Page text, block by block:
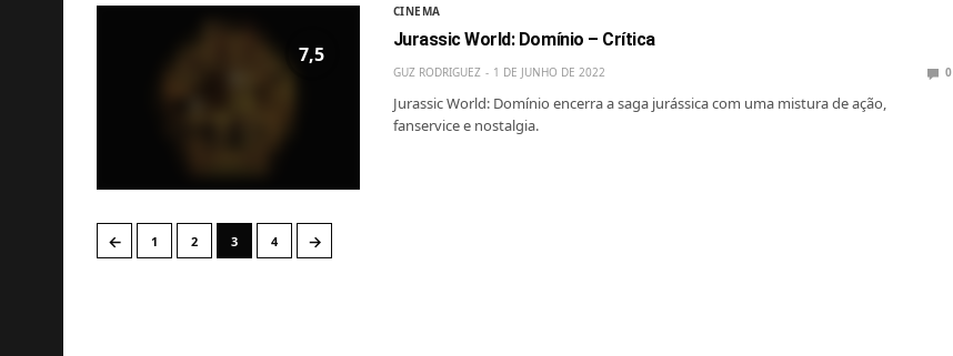
7,5
CINEMA
Jurassic World: Domínio – Crítica
GUZ RODRIGUEZ 1 DE JUNHO DE 2022 0
Jurassic World: Domínio encerra a saga jurássica com uma mistura de ação,
fanservice e nostalgia.
← 1 2 3 4 →